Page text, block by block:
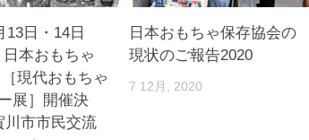
13日・14日
本おもちゃ
現代おもちゃ
展］開催決
川市市民交流
日本おもちゃ保存協会の
現状のご報告2020
7 12月, 2020